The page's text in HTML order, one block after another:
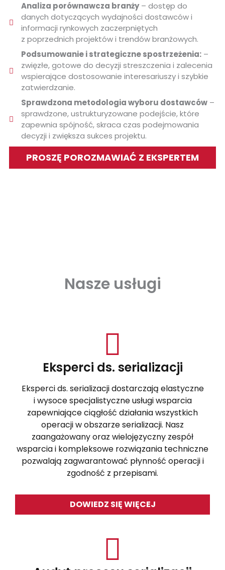
Analiza porównawcza branży– dostęp do
danych dotyczących wydajności dostawców i
informacji rynkowych zaczerpniętych
z poprzednich projektów i trendów branżowych.
Podsumowanie i strategiczne spostrzeżenia:–
zwięzłe, gotowe do decyzji streszczenia i zalecenia
wspierające dostosowanie interesariuszy i szybkie
zatwierdzanie.
Sprawdzona metodologia wyboru dostawców–
sprawdzone, ustrukturyzowane podejście, które
zapewnia spójność, skraca czas podejmowania
decyzji i zwiększa sukces projektu.
PROSZĘ POROZMAWIAĆ Z EKSPERTEM
Nasze usługi
Eksperci ds. serializacji
Eksperci ds. serializacji dostarczają elastyczne
i wysoce specjalistyczne usługi wsparcia
zapewniające ciągłość działania wszystkich
operacji w obszarze serializacji. Nasz
zaangażowany oraz wielojęzyczny zespół
wsparcia i kompleksowe rozwiązania techniczne
pozwalają zagwarantować płynność operacji i
zgodność z przepisami.
DOWIEDZ SIĘ WIĘCEJ